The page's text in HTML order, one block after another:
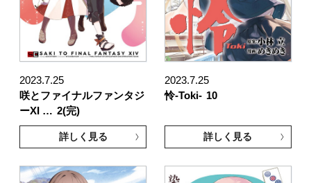
2023.7.25
咲とファイナルファンタジ
ーXI … 2(完)
詳しく見る
2023.7.25
怜-Toki- 10
詳しく見る